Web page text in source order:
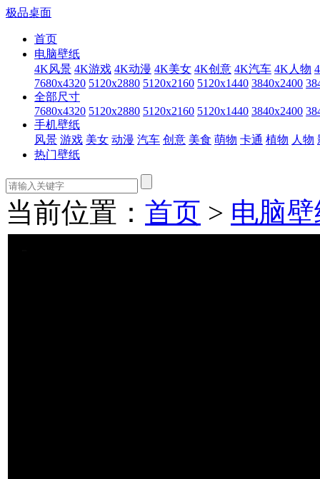
极品桌面
首页
电脑壁纸
4K风景 4K游戏 4K动漫 4K美女 4K创意 4K汽车 4K人物
7680x4320 5120x2880 5120x2160 5120x1440 3840x2400
全部尺寸
7680x4320 5120x2880 5120x2160 5120x1440 3840x2400
手机壁纸
风景 游戏 美女 动漫 汽车 创意 美食 萌物 卡通 植物 人物
热门壁纸
当前位置： 首页 > 电脑